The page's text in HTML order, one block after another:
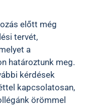
előtt még
tervét,
a
határoztunk meg.
kérdések
kapcsolatosan,
örömmel